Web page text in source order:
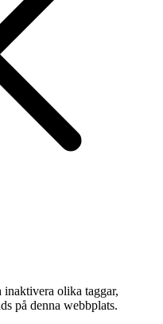
olika taggar,
på denna webbplats.